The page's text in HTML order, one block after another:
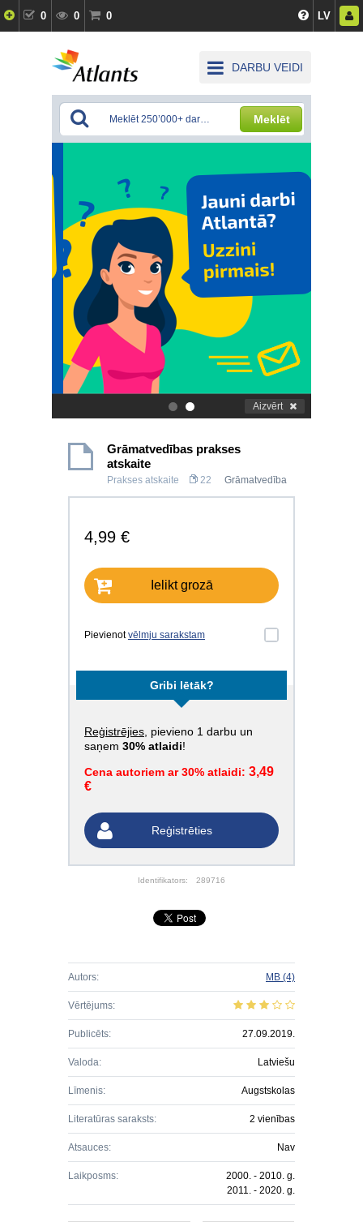
0 0 0 LV
DARBU VEIDI
Meklēt
. Aizvērt
Grāmatvedības prakses
atskaite
Prakses atskaite 22 Grāmatvedība
4,99 €
Ielikt grozā
Pievienotvēlmju sarakstam
Gribi lētāk?
Reģistrējies , pievieno 1 darbu un
saņem 30% atlaidi!
Cena autoriem ar 30% atlaidi: 3,49
€
Reģistrēties
Identifikators: 289716
Autors: MB (4)
Vērtējums:
Publicēts: 27.09.2019.
Valoda: Latviešu
Līmenis: Augstskolas
Literatūras saraksts: 2 vienības
Atsauces: Nav
Laikposms:
2000. - 2010. g.
2011. - 2020. g.